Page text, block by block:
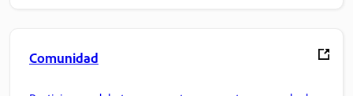
Comunidad